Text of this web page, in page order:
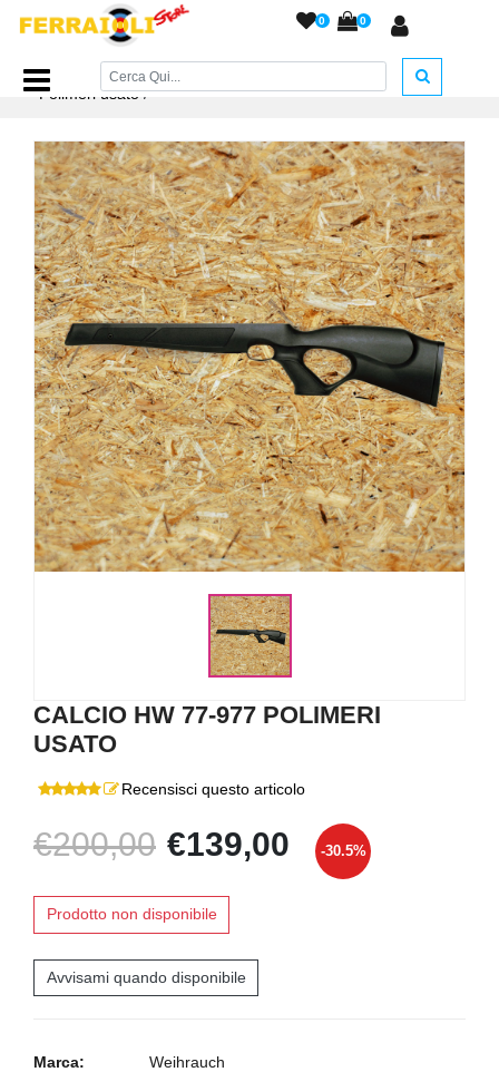
0 0
Home Page/ACCESSORI ARMERIA/Calcio HW 77-977
Polimeri usato/
CALCIO HW 77-977 POLIMERI
USATO
Recensisci questo articolo
€200,00 €139,00 -30.5%
Prodotto non disponibile
Avvisami quando disponibile
Marca: Weihrauch